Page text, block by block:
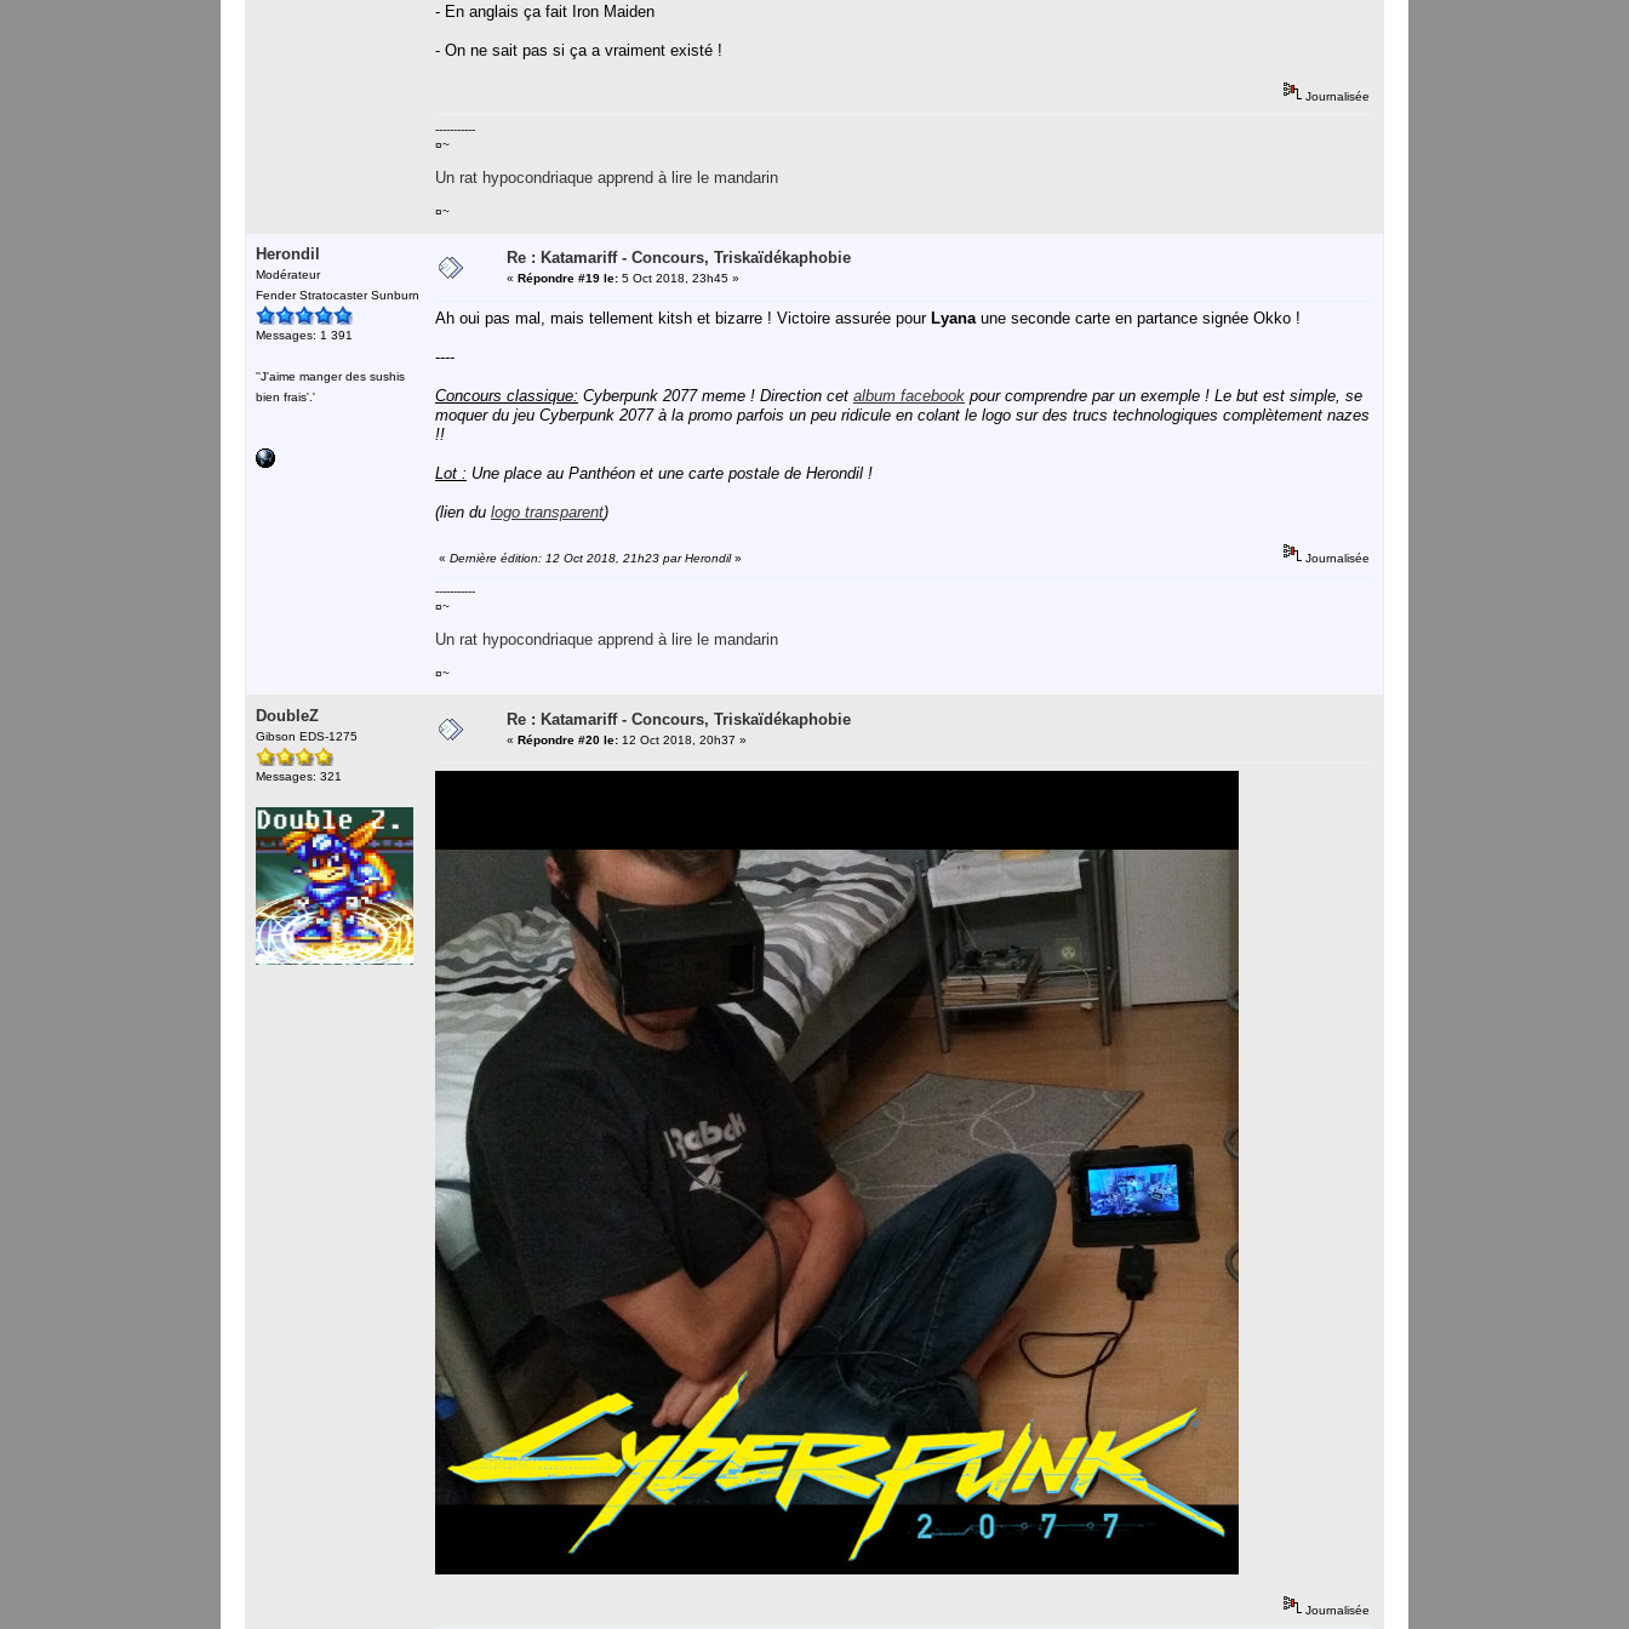
- En anglais ça fait Iron Maiden
- On ne sait pas si ça a vraiment existé !
Journalisée
-----------
¤~
Un rat hypocondriaque apprend à lire le mandarin
¤~
Herondil
Modérateur
Fender Stratocaster Sunburn
Messages: 1 391
''J'aime manger des sushis
bien frais'.'
Re : Katamariff - Concours, Triskaïdékaphobie
« Répondre #19 le: 5 Oct 2018, 23h45 »
Ah oui pas mal, mais tellement kitsh et bizarre ! Victoire assurée pour Lyanaune seconde carte en partance signée Okko !
----
Concours classique: Cyberpunk 2077 meme ! Direction cet album facebook pour comprendre par un exemple ! Le but est simple, se
moquer du jeu Cyberpunk 2077 à la promo parfois un peu ridicule en colant le logo sur des trucs technologiques complètement nazes
!!
Lot : Une place au Panthéon et une carte postale de Herondil !
(lien du logo transparent)
« Dernière édition: 12 Oct 2018, 21h23 par Herondil» Journalisée
-----------
¤~
Un rat hypocondriaque apprend à lire le mandarin
¤~
DoubleZ
Gibson EDS-1275
Messages: 321
Re : Katamariff - Concours, Triskaïdékaphobie
« Répondre #20 le: 12 Oct 2018, 20h37 »
Journalisée